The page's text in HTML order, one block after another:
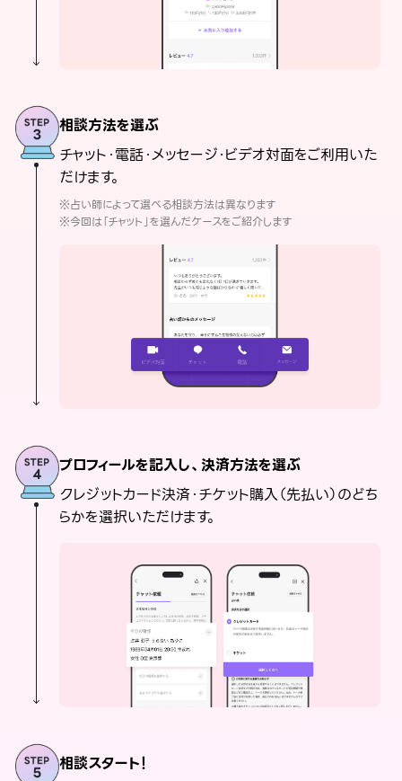
相談方法を選ぶ
チャット・電話・メッセージ・ビデオ対面をご利用いた
だけます。
※占い師によって選べる相談方法は異なります
※今回は「チャット」を選んだケースをご紹介します
プロフィールを記入し、決済方法を選ぶ
クレジットカード決済・チケット購入（先払い）のどち
らかを選択いただけます。
相談スタート！